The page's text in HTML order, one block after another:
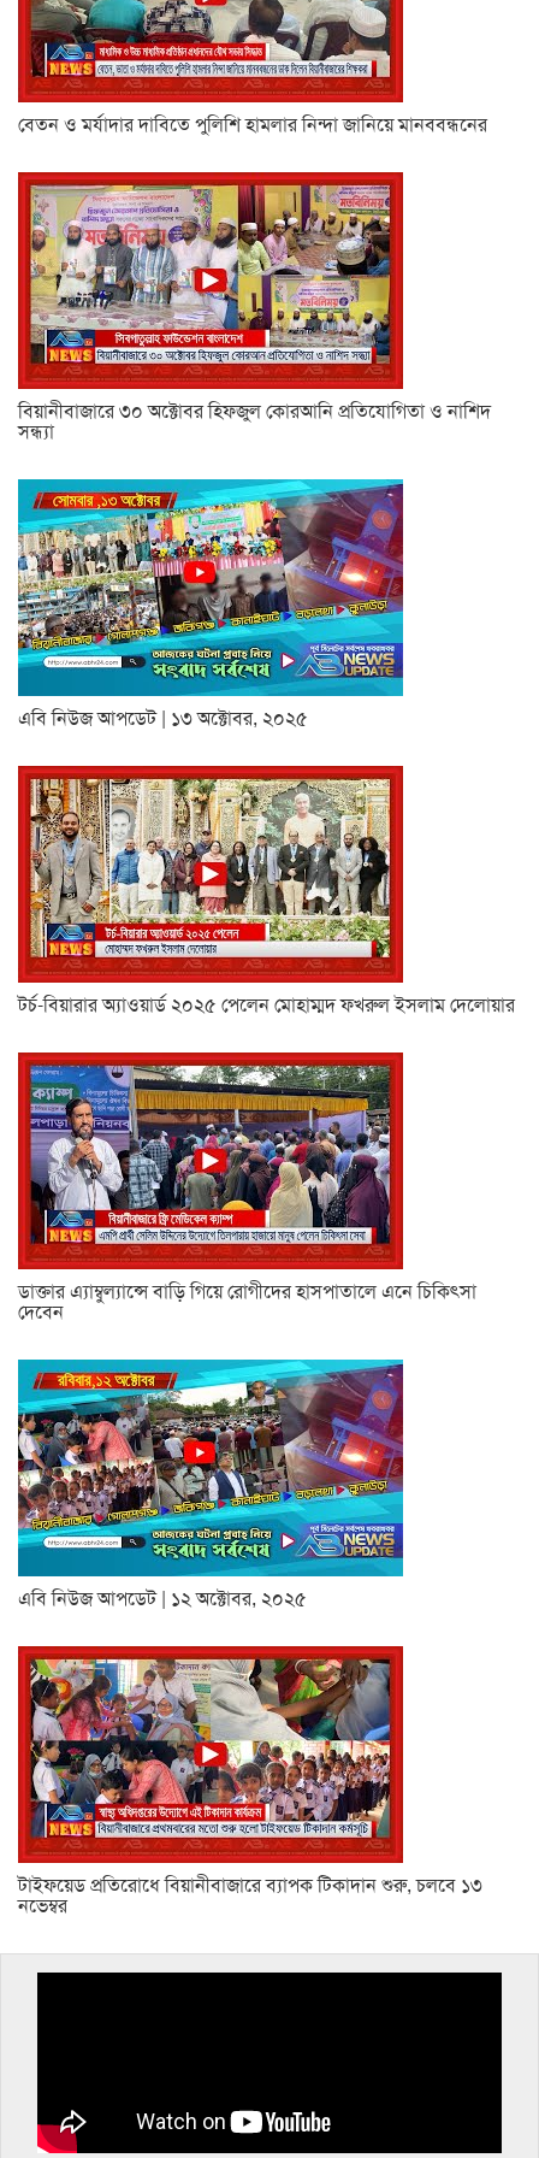
বেতন ও মর্যাদার দাবিতে পুলিশি হামলার নিন্দা জানিয়ে মানববন্ধনের
বিয়ানীবাজারে ৩০ অক্টোবর হিফজুল কোরআনি প্রতিযোগিতা ও নাশিদ
সন্ধ্যা
এবি নিউজ আপডেট | ১৩ অক্টোবর, ২০২৫
টর্চ-বিয়ারার অ্যাওয়ার্ড ২০২৫ পেলেন মোহাম্মদ ফখরুল ইসলাম দেলোয়ার
ডাক্তার এ্যাম্বুল্যান্সে বাড়ি গিয়ে রোগীদের হাসপাতালে এনে চিকিৎসা
দেবেন
এবি নিউজ আপডেট | ১২ অক্টোবর, ২০২৫
টাইফয়েড প্রতিরোধে বিয়ানীবাজারে ব্যাপক টিকাদান শুরু, চলবে ১৩
নভেম্বর